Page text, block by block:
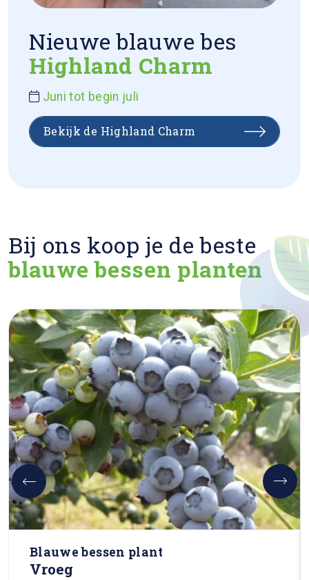
Nieuwe blauwe bes
Highland Charm
Juni tot begin juli
Bekijk de Highland Charm
Bij ons koop je de beste
blauwe bessen planten
Blauwe bessen plant
Vroeg